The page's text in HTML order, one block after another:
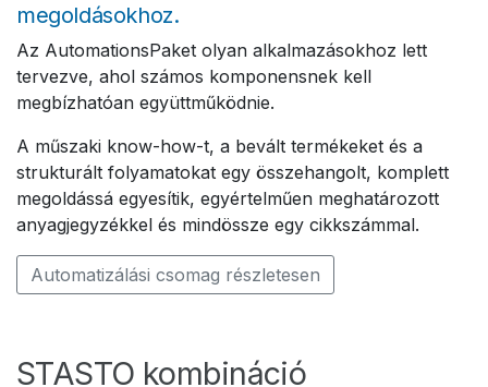
megoldásokhoz.
Az AutomationsPaket olyan alkalmazásokhoz lett
tervezve, ahol számos komponensnek kell
megbízhatóan együttműködnie.
A műszaki know-how-t, a bevált termékeket és a
strukturált folyamatokat egy összehangolt, komplett
megoldássá egyesítik, egyértelműen meghatározott
anyagjegyzékkel és mindössze egy cikkszámmal.
Automatizálási csomag részletesen
STASTO kombináció